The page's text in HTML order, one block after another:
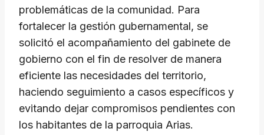
problemáticas de la comunidad. Para
fortalecer la gestión gubernamental, se
solicitó el acompañamiento del gabinete de
gobierno con el fin de resolver de manera
eficiente las necesidades del territorio,
haciendo seguimiento a casos específicos y
evitando dejar compromisos pendientes con
los habitantes de la parroquia Arias.